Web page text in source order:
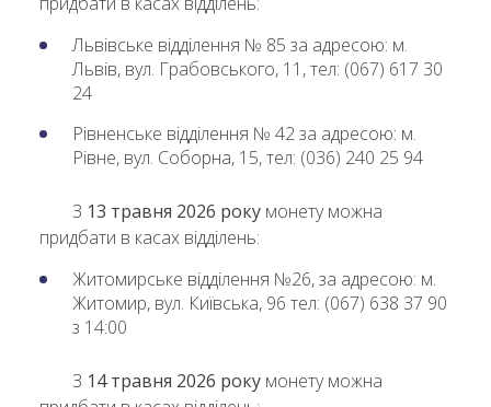
Львівське відділення № 85 за адресою: м.
Львів, вул. Грабовського, 11, тел: (067) 617 30
24
Рівненське відділення № 42 за адресою: м.
Рівне, вул. Соборна, 15, тел: (036) 240 25 94
З 13 травня 2026 року монету можна
придбати в касах відділень:
Житомирське відділення №26, за адресою: м.
Житомир, вул. Київська, 96 тел: (067) 638 37 90
з 14:00
З 14 травня 2026 року монету можна